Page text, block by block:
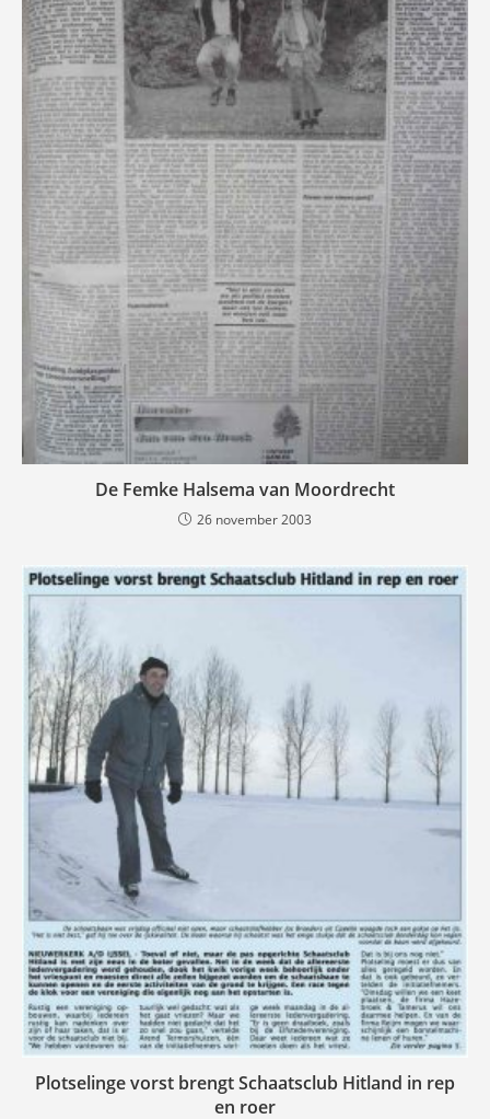
De Femke Halsema van Moordrecht
26 november 2003
Plotselinge vorst brengt Schaatsclub Hitland in rep
en roer